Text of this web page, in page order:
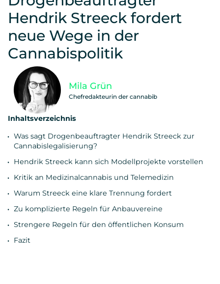
Hendrik Streeck fordert
neue Wege in der
Cannabispolitik
Inhaltsverzeichnis
Was sagt Drogenbeauftragter Hendrik Streeck zur
Cannabislegalisierung?
Hendrik Streeck kann sich Modellprojekte vorstellen
Kritik an Medizinalcannabis und Telemedizin
Warum Streeck eine klare Trennung fordert
Zu komplizierte Regeln für Anbauvereine
Strengere Regeln für den öffentlichen Konsum
Fazit
Mila Grün
Chefredakteurin der cannabib